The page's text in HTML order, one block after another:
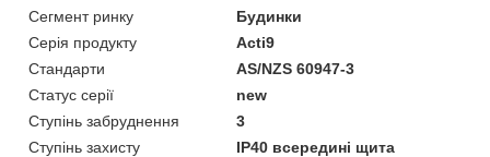
Сегмент ринку
Будинки
Серія продукту
Acti9
Стандарти
AS/NZS 60947-3
Статус серії
new
Ступінь забруднення
3
Ступінь захисту
IP40 всередині щита